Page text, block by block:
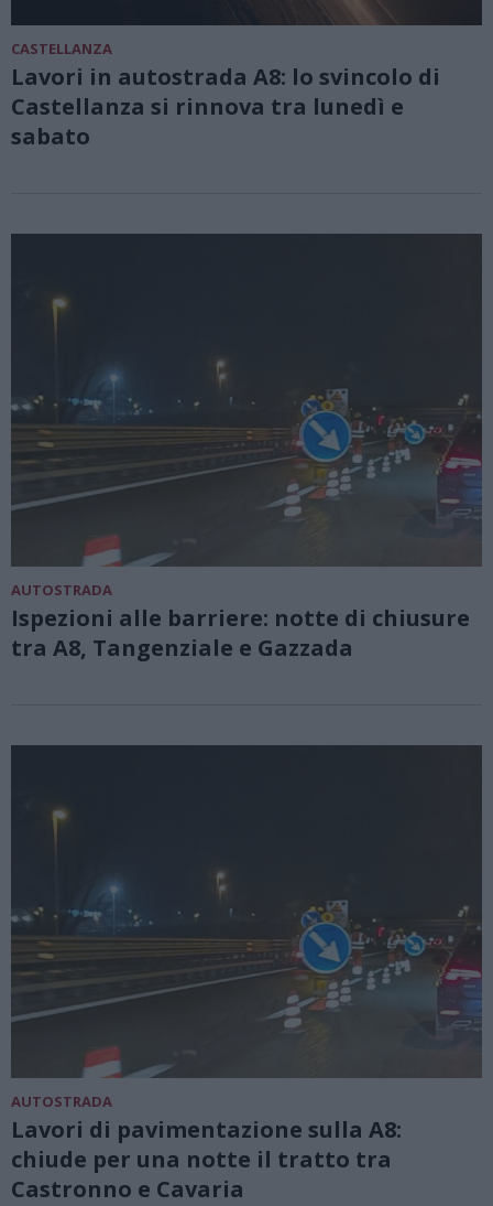
CASTELLANZA
Lavori in autostrada A8: lo svincolo di
Castellanza si rinnova tra lunedì e
sabato
AUTOSTRADA
Ispezioni alle barriere: notte di chiusure
tra A8, Tangenziale e Gazzada
AUTOSTRADA
Lavori di pavimentazione sulla A8:
chiude per una notte il tratto tra
Castronno e Cavaria